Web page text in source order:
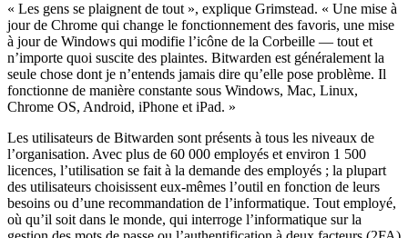
« Les gens se plaignent de tout », explique Grimstead. « Une mise à
jour de Chrome qui change le fonctionnement des favoris, une mise
à jour de Windows qui modifie l’icône de la Corbeille — tout et
n’importe quoi suscite des plaintes. Bitwarden est généralement la
seule chose dont je n’entends jamais dire qu’elle pose problème. Il
fonctionne de manière constante sous Windows, Mac, Linux,
Chrome OS, Android, iPhone et iPad. »
Les utilisateurs de Bitwarden sont présents à tous les niveaux de
l’organisation. Avec plus de 60 000 employés et environ 1 500
licences, l’utilisation se fait à la demande des employés ; la plupart
des utilisateurs choisissent eux-mêmes l’outil en fonction de leurs
besoins ou d’une recommandation de l’informatique. Tout employé,
où qu’il soit dans le monde, qui interroge l’informatique sur la